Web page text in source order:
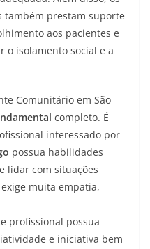
também prestam suporte
aos pacientes e
o isolamento social e a
Comunitário em São
completo. É
interessado por
possua habilidades
lidar com situações
muita empatia,
profissional possua
e iniciativa bem